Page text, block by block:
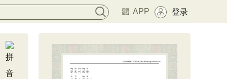
APP 登录